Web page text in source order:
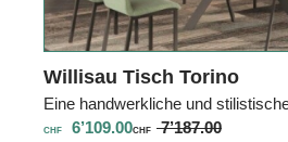
Willisau Tisch Torino
Eine handwerkliche und
CHF 6’109.00CHF 7’187.00